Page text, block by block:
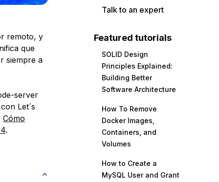
remoto, y
que
siempre a
server
Let´s
Cómo
.
Talk to an expert
Featured tutorials
SOLID Design
Principles Explained:
Building Better
Software Architecture
How To Remove
Docker Images,
Containers, and
Volumes
How to Create a
MySQL User and Grant